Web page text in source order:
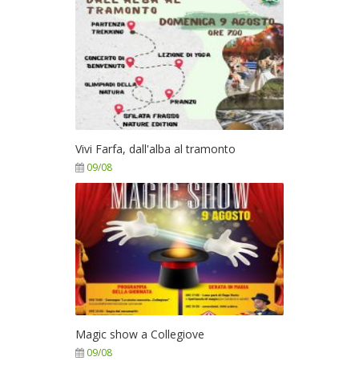
Vivi Farfa, dall'alba al tramonto
09/08
Magic show a Collegiove
09/08